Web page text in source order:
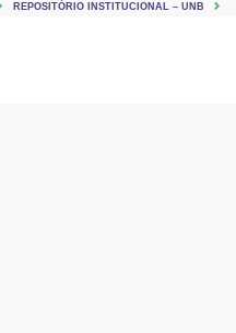
REPOSITÓRIO INSTITUCIONAL – UNB